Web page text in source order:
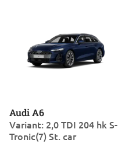
Audi A6
Variant: 2,0 TDI 204 hk S-
Tronic(7) St. car